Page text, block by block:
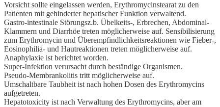
Vorsicht sollte eingelassen werden, Erythromycinstearat zu den
Patienten mit gehinderter hepatischer Funktion verwaltend.
Gastro-intestinale Störungsz.b. Übelkeits-, Erbrechen, Abdominal-
Klammern und Diarrhöe treten möglicherweise auf. Sensibilisierung
zum Erythromycin und Überempfindlichkeitsreaktionen wie Fieber-,
Eosinophilia- und Hautreaktionen treten möglicherweise auf.
Anaphylaxie ist berichtet worden.
Super-Infektion verursacht durch beständige Organismen.
Pseudo-Membrankolitis tritt möglicherweise auf.
Umschaltbare Taubheit ist nach hohen Dosen des Erythromycins
aufgetreten.
Hepatotoxicity ist nach Verwaltung des Erythromycins, aber am